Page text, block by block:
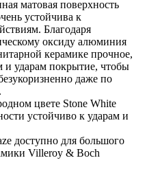
матовая поверхность
устойчива к
Благодаря
оксиду алюминия
керамике прочное,
и ударам покрытие, чтобы
даже по
цвете Stone White
устойчиво к ударам и
доступно для большого
Villeroy & Boch